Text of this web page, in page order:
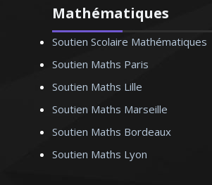
classes du lycée (de la
terminale) que pour les
supérieur (BTS, DUT et
les mathématiques
Mathématiques
Soutien Scolaire Mathématiques
Soutien Maths Paris
Soutien Maths Lille
Soutien Maths Marseille
Soutien Maths Bordeaux
Soutien Maths Lyon